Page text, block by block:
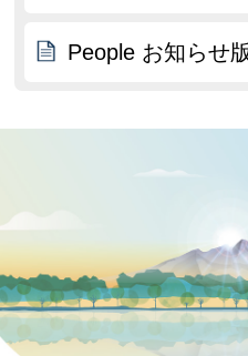
People お知らせ